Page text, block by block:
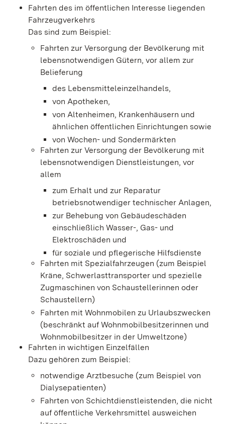
Fahrten des im öffentlichen Interesse liegenden
Fahrzeugverkehrs
Das sind zum Beispiel:
Fahrten zur Versorgung der Bevölkerung mit
lebensnotwendigen Gütern, vor allem zur
Belieferung
des Lebensmitteleinzelhandels,
von Apotheken,
von Altenheimen, Krankenhäusern und
ähnlichen öffentlichen Einrichtungen sowie
von Wochen- und Sondermärkten
Fahrten zur Versorgung der Bevölkerung mit
lebensnotwendigen Dienstleistungen, vor
allem
zum Erhalt und zur Reparatur
betriebsnotwendiger technischer Anlagen,
zur Behebung von Gebäudeschäden
einschließlich Wasser-, Gas- und
Elektroschäden und
für soziale und pflegerische Hilfsdienste
Fahrten mit Spezialfahrzeugen (zum Beispiel
Kräne, Schwerlasttransporter und spezielle
Zugmaschinen von Schaustellerinnen oder
Schaustellern)
Fahrten mit Wohnmobilen zu Urlaubszwecken
(beschränkt auf Wohnmobilbesitzerinnen und
Wohnmobilbesitzer in der Umweltzone)
Fahrten in wichtigen Einzelfällen
Dazu gehören zum Beispiel:
notwendige Arztbesuche (zum Beispiel von
Dialysepatienten)
Fahrten von Schichtdienstleistenden, die nicht
auf öffentliche Verkehrsmittel ausweichen